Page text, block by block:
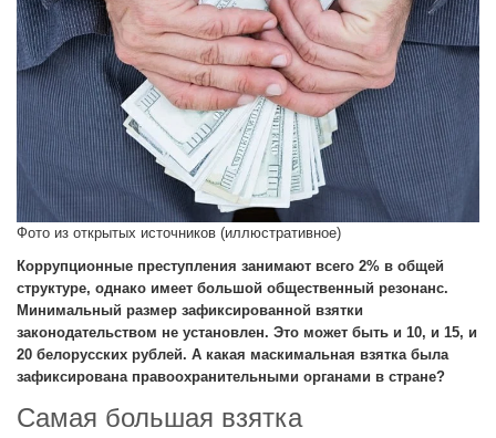
Фото из открытых источников (иллюстративное)
Коррупционные преступления занимают всего 2% в общей
структуре, однако имеет большой общественный резонанс.
Минимальный размер зафиксированной взятки
законодательством не установлен. Это может быть и 10, и 15, и
20 белорусских рублей. А какая маскимальная взятка была
зафиксирована правоохранительными органами в стране?
Самая большая взятка